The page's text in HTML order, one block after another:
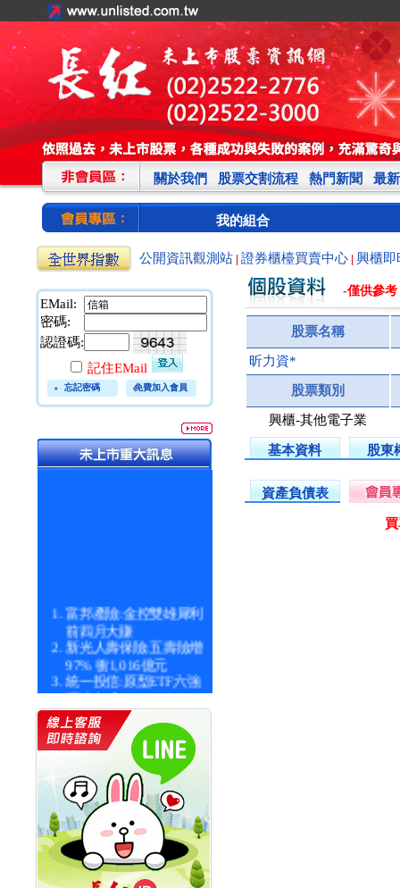
關於我們 股票交割流程 熱門新聞 最
我的組合
公開資訊觀測站 證券櫃檯買賣中心 興櫃即
EMail:
密碼:
認證碼:
記住EMail
忘記密碼 免費加入會員
富邦產險:金控雙雄犀利
前四月大賺
新光人壽保險:五壽險增
97% 衝1,016億元
統一投信:原型ETF六強
漲逾九成
統一投信:主動式ETF溢
價 被盯上
新光人壽保險:新壽Q1外
價金將達996億
宇辰系統科技:宇辰業績
創新高 啟動興櫃轉上櫃
計畫
明緯企業:明緯永續科技
競賽 以電源驅動善的力
量
秀育企業:秀育SHO-U儲
-僅供參考
股票名稱
昕力資*
股票類別
興櫃-其他電子業
基本資料 股東
資產負債表